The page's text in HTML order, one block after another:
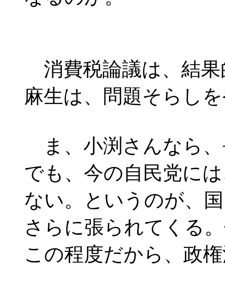
消費税論議は、結果
麻生は、問題そらし
ま、小渕さんなら、
でも、今の自民党に
ない。というのが、
さらに張られてくる
この程度だから、政